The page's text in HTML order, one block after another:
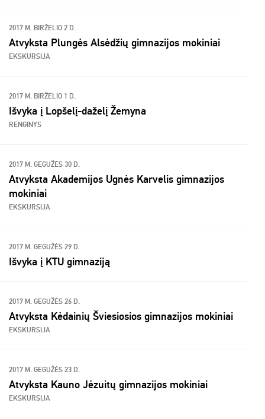
2017 M. BIRŽELIO 2 D.
Atvyksta Plungės Alsėdžių gimnazijos mokiniai
EKSKURSIJA
2017 M. BIRŽELIO 1 D.
Išvyka į Lopšelį-daželį Žemyna
RENGINYS
2017 M. GEGUŽĖS 30 D.
Atvyksta Akademijos Ugnės Karvelis gimnazijos
mokiniai
EKSKURSIJA
2017 M. GEGUŽĖS 29 D.
Išvyka į KTU gimnaziją
2017 M. GEGUŽĖS 26 D.
Atvyksta Kėdainių Šviesiosios gimnazijos mokiniai
EKSKURSIJA
2017 M. GEGUŽĖS 23 D.
Atvyksta Kauno Jėzuitų gimnazijos mokiniai
EKSKURSIJA